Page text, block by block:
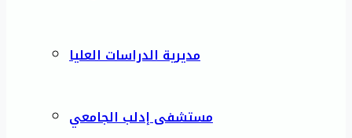
مديرية الدراسات العليا
مستشفى إدلب الجامعي